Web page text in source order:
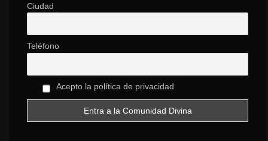
Ciudad
Teléfono
Acepto la política de privacidad